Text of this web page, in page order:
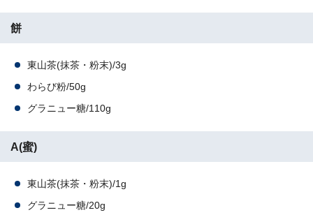
餅
東山茶(抹茶・粉末)/3g
わらび粉/50g
グラニュー糖/110g
A(蜜)
東山茶(抹茶・粉末)/1g
グラニュー糖/20g